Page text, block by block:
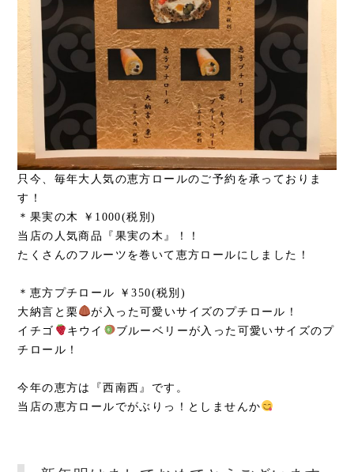
只今、毎年大人気の恵方ロールのご予約を承っておりま
す！
＊果実の木 ￥1000(税別)
当店の人気商品『果実の木』！！
たくさんのフルーツを巻いて恵方ロールにしました！
＊恵方プチロール ￥350(税別)
大納言と栗
が入った可愛いサイズのプチロール！
イチゴ
キウイ
ブルーベリーが入った可愛いサイズのプ
チロール！
今年の恵方は『西南西』です。
当店の恵方ロールでがぶりっ！としませんか